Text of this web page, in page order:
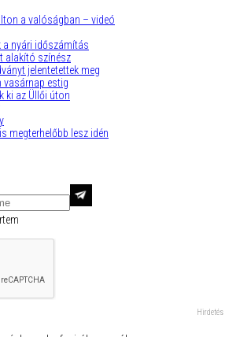
a valóságban – videó
a nyári időszámítás
alakító színész
jelentetettek meg
vasárnap estig
ki az Üllői úton
megterhelőbb lesz idén